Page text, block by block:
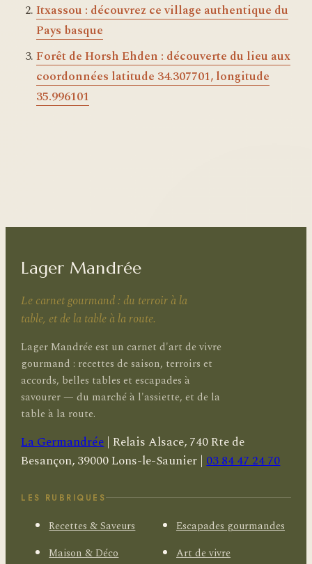
Itxassou : découvrez ce village authentique du
Pays basque
Forêt de Horsh Ehden : découverte du lieu aux
coordonnées latitude 34.307701, longitude
35.996101
Lager Mandrée
Le carnet gourmand : du terroir à la
table, et de la table à la route.
Lager Mandrée est un carnet d'art de vivre
gourmand : recettes de saison, terroirs et
accords, belles tables et escapades à
savourer — du marché à l'assiette, et de la
table à la route.
La Germandrée| Relais Alsace, 740 Rte de
Besançon, 39000 Lons-le-Saunier |03 84 47 24 70
LES RUBRIQUES
Recettes & Saveurs
Escapades gourmandes
Maison & Déco
Art de vivre